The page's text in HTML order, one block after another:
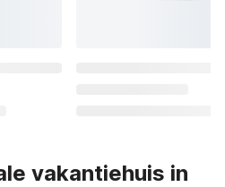
vakantiehuis in